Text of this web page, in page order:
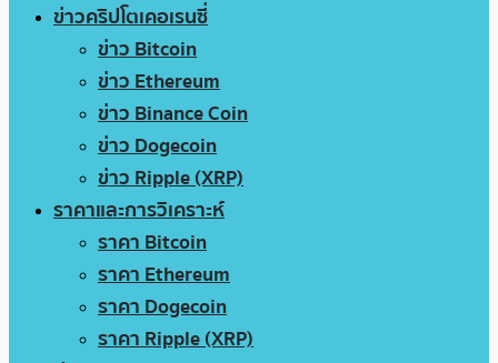
ข่าวคริปโตเคอเรนซี่
ข่าว Bitcoin
ข่าว Ethereum
ข่าว Binance Coin
ข่าว Dogecoin
ข่าว Ripple (XRP)
ราคาและการวิเคราะห์
ราคา Bitcoin
ราคา Ethereum
ราคา Dogecoin
ราคา Ripple (XRP)